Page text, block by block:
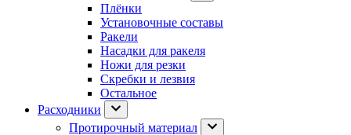
Плёнки
Установочные составы
Ракели
Насадки для ракеля
Ножи для резки
Скребки и лезвия
Остальное
Расходники
Протирочный материал